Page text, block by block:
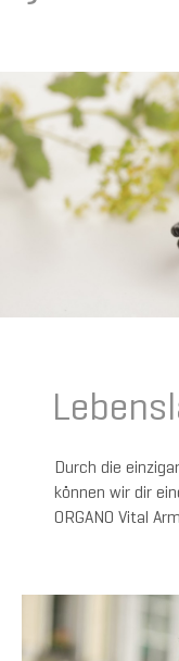
Durch die
können wir dir
ORGANO Vital